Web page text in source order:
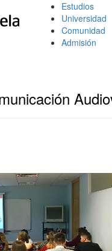
Estudios
Universidad
Comunidad
Admisión